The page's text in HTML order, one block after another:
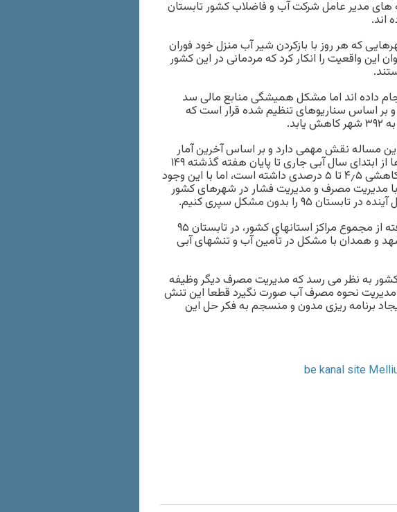
های مدیر عامل شرکت آب و فاضلاب کشور تابستان
اند.
که هر روز با بازکردن شیر آب منزل خود فوران
این واقعیت را انکار کرد که مردمانی در این کشور
داده اند اما مشکل همیشگی منابع مالی سد
و بر اساس سناریوهای تنظیم شده قرار است که
مساله نقش مهمی دارد و بر اساس آخرین آمار
اعلام شده در این زمینه مجموع میزان بارش‌ها از ابتدای سال آبی جاری تا پایان هفته گذشته ۱۴۹
میلی‌متر بوده که نسبت به متوسط بلندمدت کاهشی ۴٫۵ تا ۵ درصدی داشته است، اما با این وجود
مدیریت مصرف و مدیریت فشار در شهرهای کشور
را بدون مشکل سپری کنیم.
همچنین بر اساس پیش بینی های صورت گرفته از مجموع مراکز استانهای کشور، در تابستان ۹۵
و همدان با مشکل در تأمین آب و تنشهای آبی
با توجه به شرایط بحرانی ۱۵ ساله کشور به نظر می رسد که مدیریت مصرف دیگر وظیفه
مدیریت نحوه مصرف آب صورت نگیرد قطعا این تنش
برنامه ریزی مدون و منسجم به فکر حل این